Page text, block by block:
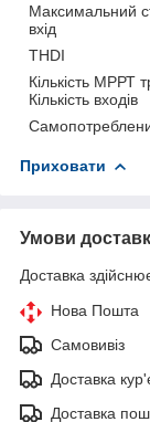
Максимальний
вхід
THDI
Кількість МРРТ
Кількість входів
Приховати
Умови
Доставка
Нова Пошта
Самовивіз
Доставка
Доставка